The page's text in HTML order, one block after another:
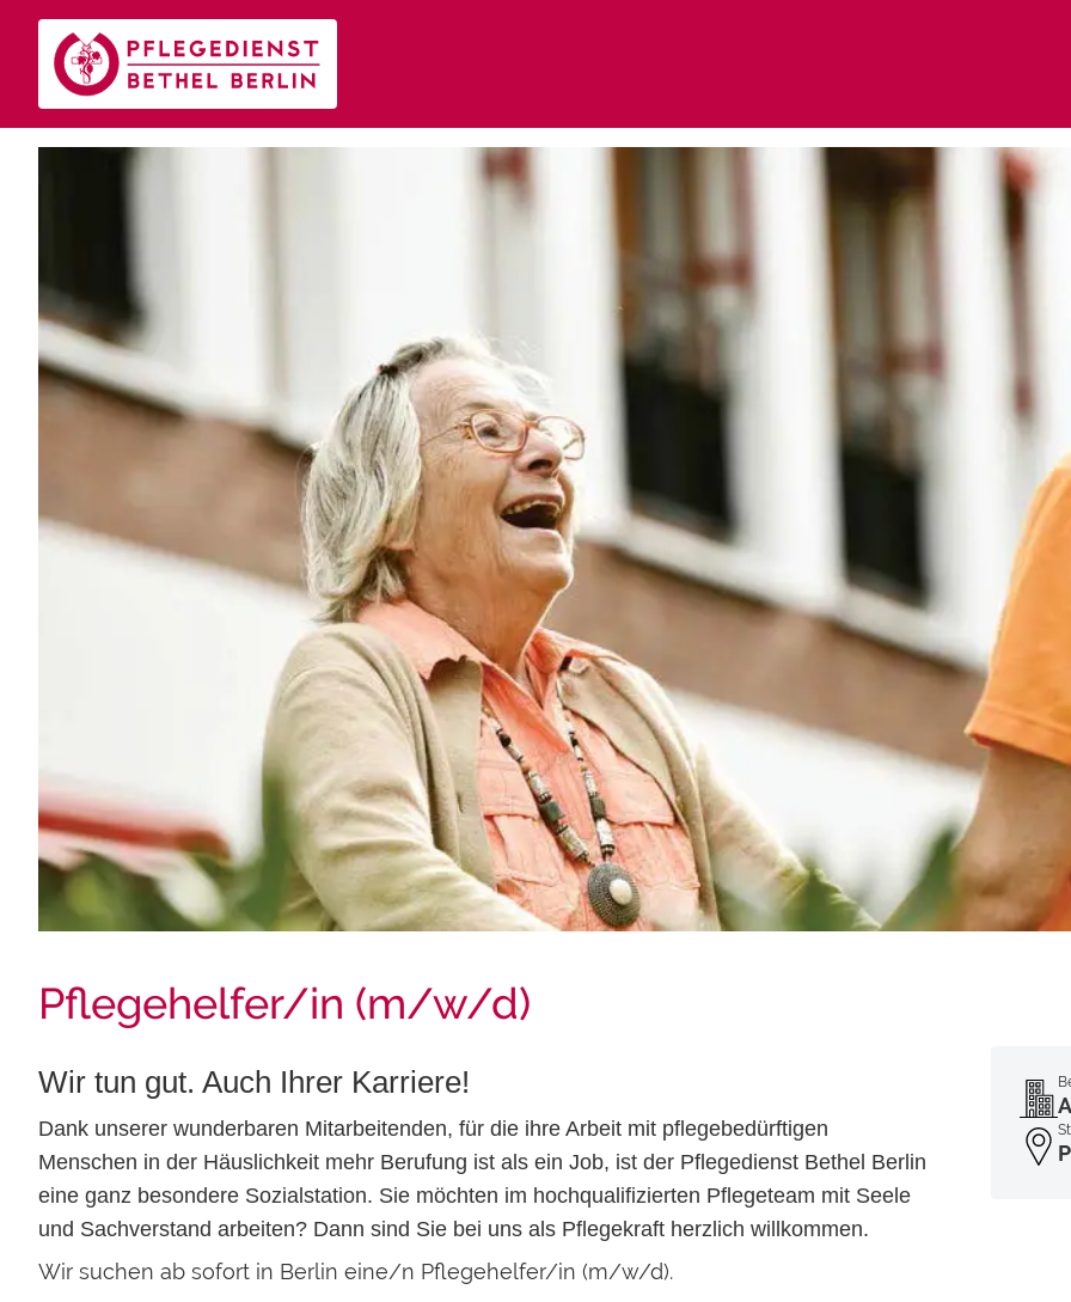
Pflegehelfer/in (m/w/d)
Wir tun gut. Auch Ihrer Karriere!
Dank unserer wunderbaren Mitarbeitenden, für die ihre Arbeit mit pflegebedürftigen
Menschen in der Häuslichkeit mehr Berufung ist als ein Job, ist der Pflegedienst Bethel Berlin
eine ganz besondere Sozialstation. Sie möchten im hochqualifizierten Pflegeteam mit Seele
und Sachverstand arbeiten? Dann sind Sie bei uns als Pflegekraft herzlich willkommen.
Wir suchen ab sofort in Berlin eine/n Pflegehelfer/in (m/w/d).